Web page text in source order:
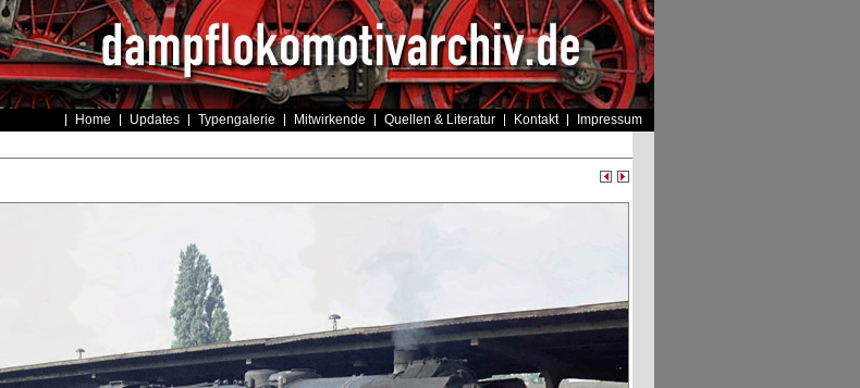
Home Updates Typengalerie Mitwirkende Quellen & Literatur Kontakt Impressum